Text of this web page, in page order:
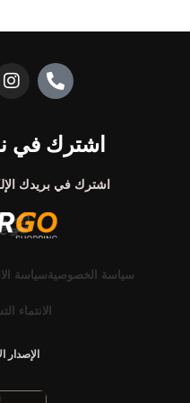
اشترك في
اشترك في بريدك
سياسة الخصوصيةسياسة
الانتماء
الإصدار